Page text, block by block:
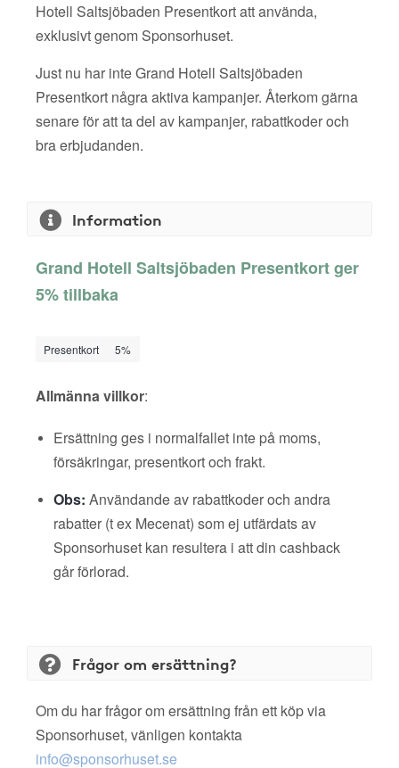
Hotell Saltsjöbaden Presentkort att använda,
exklusivt genom Sponsorhuset.
Just nu har inte Grand Hotell Saltsjöbaden
Presentkort några aktiva kampanjer. Återkom gärna
senare för att ta del av kampanjer, rabattkoder och
bra erbjudanden.
Information
Grand Hotell Saltsjöbaden Presentkort ger
5% tillbaka
Presentkort 5%
Allmänna villkor:
Ersättning ges i normalfallet inte på moms,
försäkringar, presentkort och frakt.
Obs: Användande av rabattkoder och andra
rabatter (t ex Mecenat) som ej utfärdats av
Sponsorhuset kan resultera i att din cashback
går förlorad.
Frågor om ersättning?
Om du har frågor om ersättning från ett köp via
Sponsorhuset, vänligen kontakta
info@sponsorhuset.se